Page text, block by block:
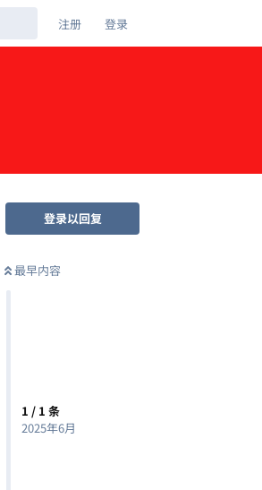
注册 登录
登录以回复
最早内容
1 / 1 条
2025年6月